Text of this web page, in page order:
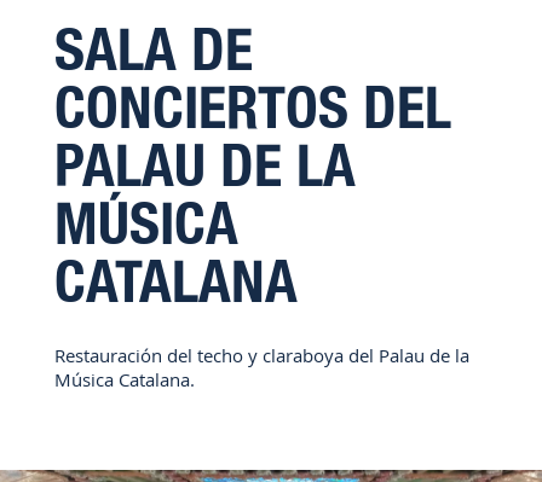
SALA DE
CONCIERTOS DEL
PALAU DE LA
MÚSICA
CATALANA
Restauración del techo y claraboya del Palau de la
Música Catalana.